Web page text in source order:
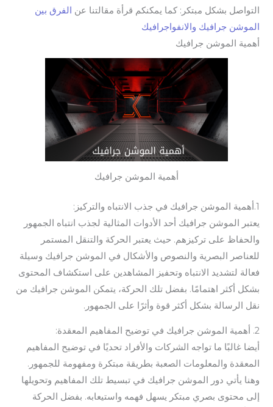
التواصل بشكل مبتكر: كما يمكنكم قرأة مقالتنا عن الفرق بين
الموشن جرافيك والانفواجرافيك
أهمية الموشن جرافيك
أهمية الموشن جرافيك
1.أهمية الموشن جرافيك في جذب الانتباه والتركيز:
يعتبر الموشن جرافيك أحد الأدوات المثالية لجذب انتباه الجمهور
والحفاظ على تركيزهم. حيث يعتبر الحركة والتنقل المستمر
للعناصر البصرية والنصوص والأشكال في الموشن جرافيك وسيلة
فعالة لتشديد الانتباه وتحفيز المشاهدين على استكشاف المحتوى
بشكل أكثر اهتمامًا. بفضل تلك الحركة، يتمكن الموشن جرافيك من
نقل الرسالة بشكل أكثر قوة وأثرًا على الجمهور.
2. أهمية الموشن جرافيك في توضيح المفاهيم المعقدة:
أيضا غالبًا ما تواجه الشركات والأفراد تحديًا في توضيح المفاهيم
المعقدة والمعلومات الصعبة بطريقة مبتكرة ومفهومة للجمهور.
وهنا يأتي دور الموشن جرافيك في تبسيط تلك المفاهيم وتحويلها
إلى محتوى بصري مبتكر يسهل فهمه واستيعابه. بفضل الحركة